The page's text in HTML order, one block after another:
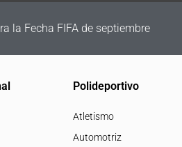
la Fecha FIFA de septiembre
Polideportivo
Atletismo
Automotriz